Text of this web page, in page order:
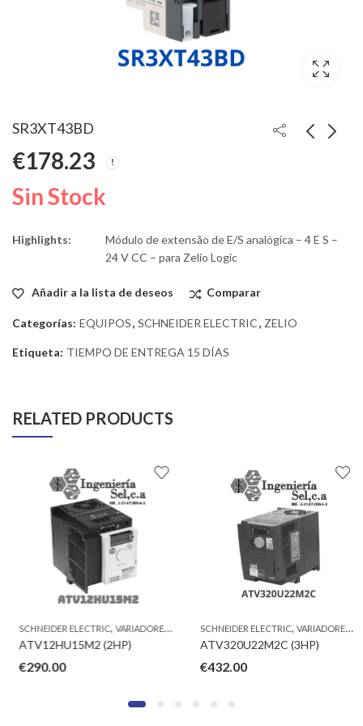
SR3XT43BD
€178.23
Sin Stock
Highlights:
Módulo de extensão de E/S analógica – 4 E S –
24 V CC – para Zelio Logic
Añadir a la lista de deseos Comparar
Categorías: EQUIPOS, SCHNEIDER ELECTRIC, ZELIO
Etiqueta: TIEMPO DE ENTREGA 15 DÍAS
RELATED PRODUCTS
, EQUIPOS
SCHNEIDER ELECTRIC,VARIADORES DE FRECUENCIAS ATV , EQUIPOS
ATV12HU15M2 (2HP)
€290.00
SCHNEIDER ELECTRIC,VARIADORES DE FRECUENCIAS ATV
ATV320U22M2C (3HP)
€432.00